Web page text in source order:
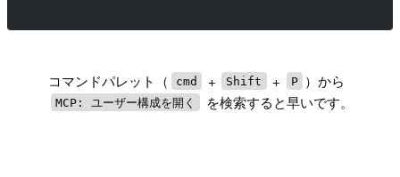
コマンドパレット（ cmd + Shift + P ）から
MCP: ユーザー構成を開く を検索すると早いです。